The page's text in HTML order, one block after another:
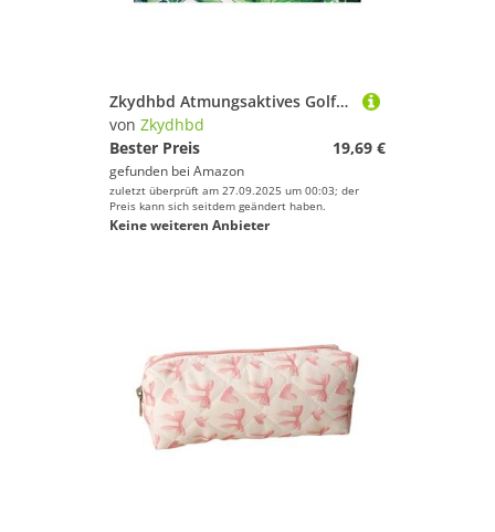
Deinem Sport.
Zkydhbd Atmungsaktives Golfwagen Sitzschutzschutz Tränenresistente Stoff Fastup Guard Design Schnellveröffentlichung Golfwagenzubehör
von Zkydhbd
Bester Preis
19,69 €
gefunden bei Amazon
zuletzt überprüft am 27.09.2025 um 00:03; der
Preis kann sich seitdem geändert haben.
Keine weiteren Anbieter